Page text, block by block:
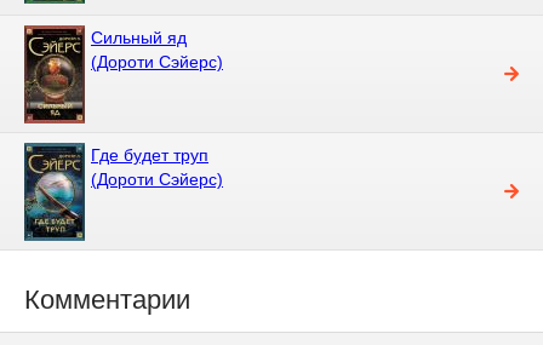
Сильный яд
(Дороти Сэйерс)
Где будет труп
(Дороти Сэйерс)
Комментарии